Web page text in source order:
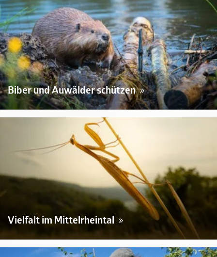
Biber und Auwälder schützen
Vielfalt im Mittelrheintal